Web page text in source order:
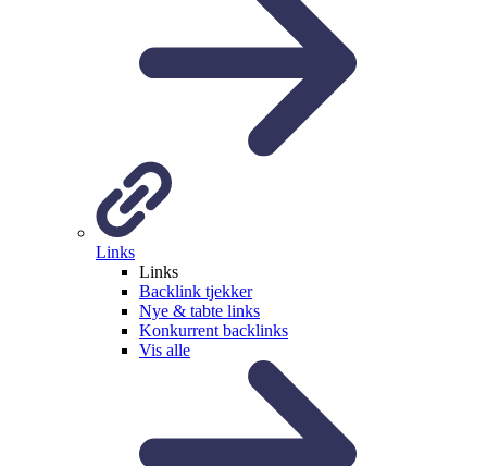
Links
Links
Backlink tjekker
Nye & tabte links
Konkurrent backlinks
Vis alle